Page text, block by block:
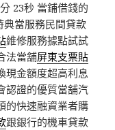
23秒 當鋪借錢的
典當服務民間貸款
維修服務據點試試
法當舖屏東支票貼
現金額度超高利息
認證的優質當舖汽
的快速融資業者購
跟銀行的機車貸款